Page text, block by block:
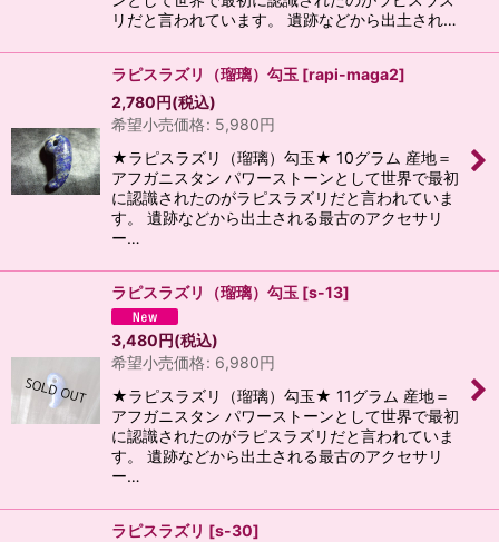
リだと言われています。 遺跡などから出土され…
ラピスラズリ（瑠璃）勾玉 [rapi-maga2]
2,780円(税込)
希望小売価格: 5,980円
★ラピスラズリ（瑠璃）勾玉★ 10グラム 産地＝
アフガニスタン パワーストーンとして世界で最初
に認識されたのがラピスラズリだと言われていま
す。 遺跡などから出土される最古のアクセサリ
ー…
ラピスラズリ（瑠璃）勾玉 [s-13]
3,480円(税込)
希望小売価格: 6,980円
★ラピスラズリ（瑠璃）勾玉★ 11グラム 産地＝
アフガニスタン パワーストーンとして世界で最初
に認識されたのがラピスラズリだと言われていま
す。 遺跡などから出土される最古のアクセサリ
ー…
ラピスラズリ [s-30]